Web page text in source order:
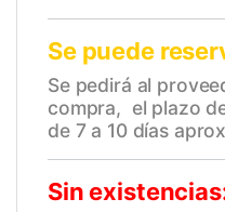
Se puede
Se pedirá al
compra, el plazo
de 7 a 10 días
Sin